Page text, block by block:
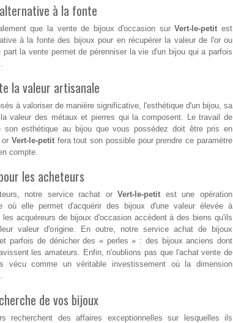
à la fonte
que la vente de bijoux d'occasion surVert-le-petit est
à la fonte des bijoux pour en récupérer la valeur de l'or ou
la vente permet de pérenniser la vie d'un bijou qui a parfois
la valeur artisanale
à valoriser de manière significative, l'esthétique d'un bijou, sa
valeur des métaux et pierres qui la composent. Le travail de
son esthétique au bijou que vous possédez doit être pris en
Vert-le-petitfera tout son possible pour prendre ce paramètre
compte.
les acheteurs
notre service rachat orVert-le-petit est une opération
où elle permet d'acquérir des bijoux d'une valeur élevée à
acquéreurs de bijoux d'occasion accèdent à des biens qu'ils
valeur d'origine. En outre, notre service achat de bijoux
parfois de dénicher des « perles » : des bijoux anciens dont
les amateurs. Enfin, n'oublions pas que l'achat vente de
vécu comme un véritable investissement où la dimension
de vos bijoux
recherchent des affaires exceptionnelles sur lesquelles ils